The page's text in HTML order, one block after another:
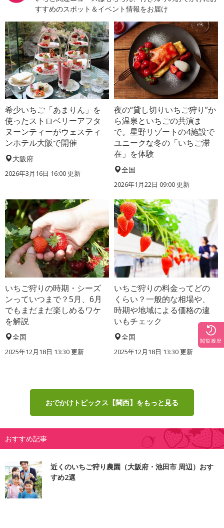
すすめのスポット＆イベント情報をお届け
希少いちご「あまりん」を
使ったストロベリーアフタ
ヌーンティーがウェスティ
ンホテル大阪で開催
大阪府
2026年3月16日 16:00 更新
夜の“貸し切りいちご狩り”か
ら温泉といちごの共演ま
で。星野リゾートの4施設で
ユニークな冬の「いちご滞
在」を体験
全国
2026年1月22日 09:00 更新
いちご狩りの時期・シーズ
ンっていつまで？5月、6月
でもまだまだ楽しめるワケ
を解説
全国
2025年12月18日 13:30 更新
いちご狩りの料金ってどの
くらい？一般的な相場や、
時期や地域による価格の違
いもチェック
全国
2025年12月18日 13:30 更新
おでかけトピックス【関西】をもっと見る
おすすめ記事
近くのいちご狩り農園（大阪府・池田市 周辺）おす
すめ2選
閲覧履歴